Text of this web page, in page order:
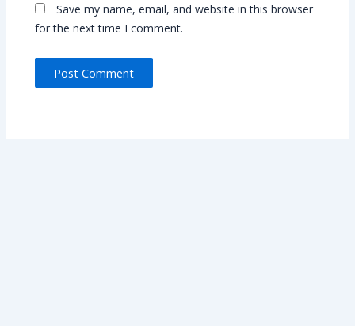
Save my name, email, and website in this browser
for the next time I comment.